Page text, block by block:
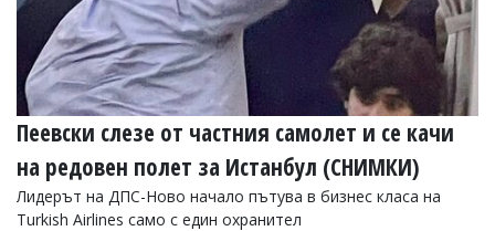
Пеевски слезе от частния самолет и се качи
на редовен полет за Истанбул (СНИМКИ)
Лидерът на ДПС-Ново начало пътува в бизнес класа на
Turkish Airlines само с един охранител